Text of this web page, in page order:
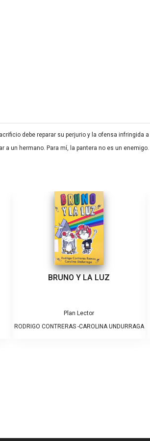
debe reparar su perjurio y la ofensa infringida
un hermano. Para mí, la pantera no es un enemigo.
BRUNO Y LA LUZ
Plan Lector
RODRIGO CONTRERAS -CAROLINA UNDURRAGA